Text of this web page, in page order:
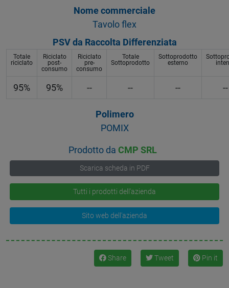
Nome commerciale
Tavolo flex
PSV da Raccolta Differenziata
Totale
riciclato
Riciclato
post-
consumo
Riciclato
pre-
consumo
Totale
Sottoprodotto
Sottoprodotto
esterno
95% 95% -- -- -- --
Polimero
POMIX
Prodotto da CMP SRL
Scarica scheda in PDF
Tutti i prodotti dell'azienda
Sito web dell'azienda
Share Tweet Pin it